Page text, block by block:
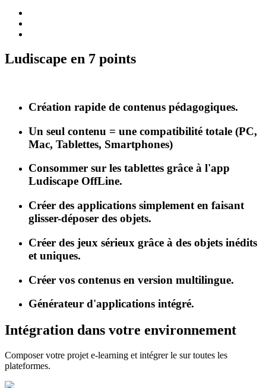
Ludiscape en 7 points
Création rapide de contenus pédagogiques.
Un seul contenu = une compatibilité totale (PC,
Mac, Tablettes, Smartphones)
Consommer sur les tablettes grâce à l'app
Ludiscape OffLine.
Créer des applications simplement en faisant
glisser-déposer des objets.
Créer des jeux sérieux grâce à des objets inédits
et uniques.
Créer vos contenus en version multilingue.
Générateur d'applications intégré.
Intégration dans votre environnement
Composer votre projet e-learning et intégrer le sur toutes les
plateformes.